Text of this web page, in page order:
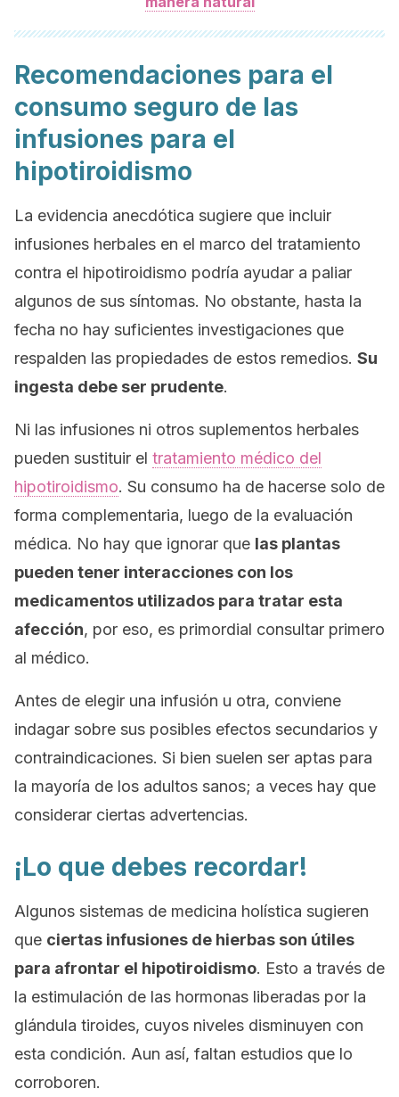
Recomendaciones para el
consumo seguro de las
infusiones para el
hipotiroidismo
La evidencia anecdótica sugiere que incluir
infusiones herbales en el marco del tratamiento
contra el hipotiroidismo podría ayudar a paliar
algunos de sus síntomas. No obstante, hasta la
fecha no hay suficientes investigaciones que
respalden las propiedades de estos remedios. Su
ingesta debe ser prudente.
Ni las infusiones ni otros suplementos herbales
pueden sustituir el tratamiento médico del
hipotiroidismo. Su consumo ha de hacerse solo de
forma complementaria, luego de la evaluación
médica. No hay que ignorar que las plantas
pueden tener interacciones con los
medicamentos utilizados para tratar esta
afección, por eso, es primordial consultar primero
al médico.
Antes de elegir una infusión u otra, conviene
indagar sobre sus posibles efectos secundarios y
contraindicaciones. Si bien suelen ser aptas para
la mayoría de los adultos sanos; a veces hay que
considerar ciertas advertencias.
¡Lo que debes recordar!
Algunos sistemas de medicina holística sugieren
que ciertas infusiones de hierbas son útiles
para afrontar el hipotiroidismo. Esto a través de
la estimulación de las hormonas liberadas por la
glándula tiroides, cuyos niveles disminuyen con
esta condición. Aun así, faltan estudios que lo
corroboren.